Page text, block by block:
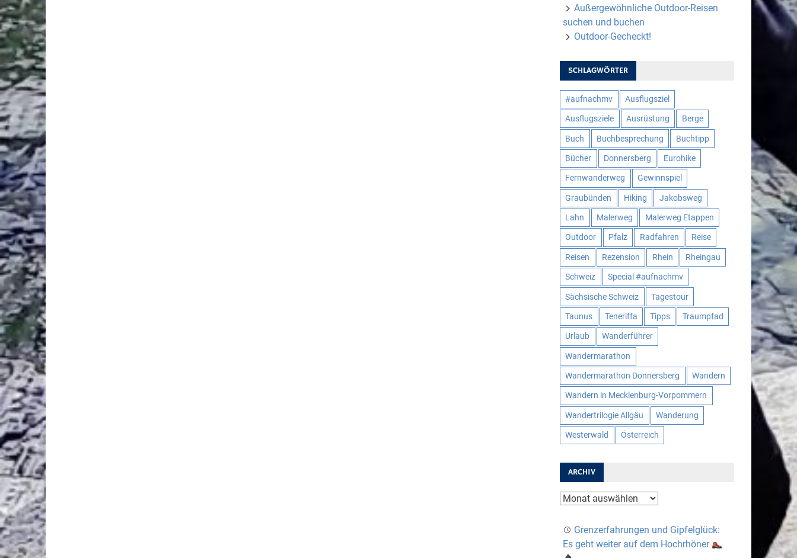
Außergewöhnliche Outdoor-Reisen
suchen und buchen
Outdoor-Gecheckt!
SCHLAGWÖRTER
#aufnachmv Ausflugsziel
Ausflugsziele Ausrüstung Berge
Buch Buchbesprechung Buchtipp
Bücher Donnersberg Eurohike
Fernwanderweg Gewinnspiel
Graubünden Hiking Jakobsweg
Lahn Malerweg Malerweg Etappen
Outdoor Pfalz Radfahren Reise
Reisen Rezension Rhein Rheingau
Schweiz Special #aufnachmv
Sächsische Schweiz Tagestour
Taunus Teneriffa Tipps Traumpfad
Urlaub Wanderführer
Wandermarathon
Wandermarathon Donnersberg Wandern
Wandern in Mecklenburg-Vorpommern
Wandertrilogie Allgäu Wanderung
Westerwald Österreich
ARCHIV
Archiv
Grenzerfahrungen und Gipfelglück:
Es geht weiter auf dem Hochrhöner